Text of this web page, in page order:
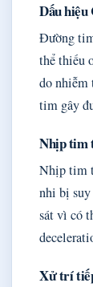
Dấu
Đường
thể thiếu
do nhiễm
tim gây
Nhịp tim
Nhịp tim
nhi bị
sát vì có
Xử trí